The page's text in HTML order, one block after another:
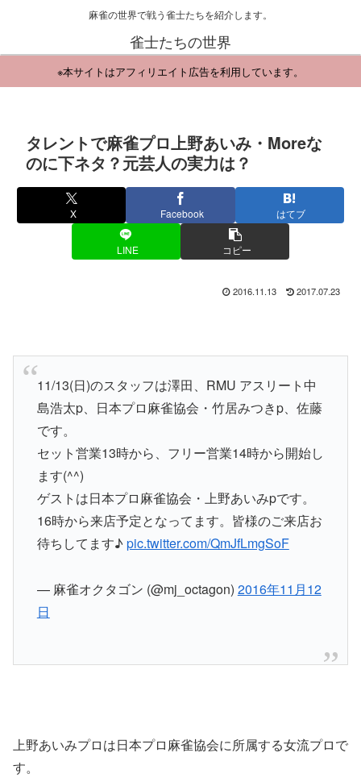
麻雀の世界で戦う雀士たちを紹介します。
雀士たちの世界
※本サイトはアフィリエイト広告を利用しています。
タレントで麻雀プロ上野あいみ・Moreな
のに下ネタ？元芸人の実力は？
X Facebook はてブ
LINE コピー
2016.11.13 2017.07.23
11/13(日)のスタッフは澤田、RMU アスリート中
島浩太p、日本プロ麻雀協会・竹居みつきp、佐藤
です。
セット営業13時から、フリー営業14時から開始し
ます(^^)
ゲストは日本プロ麻雀協会・上野あいみpです。
16時から来店予定となってます。皆様のご来店お
待ちしてます♪ pic.twitter.com/QmJfLmgSoF
— 麻雀オクタゴン (@mj_octagon) 2016年11月12
日
上野あいみプロは日本プロ麻雀協会に所属する女流プロで
す。